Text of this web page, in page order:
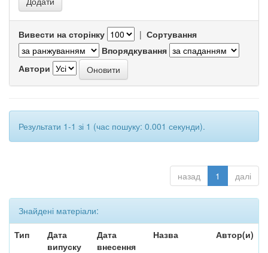
Вивести на сторінку | Сортування
Впорядкування
Автори
Результати 1-1 зі 1 (час пошуку: 0.001 секунди).
назад 1 далі
Знайдені матеріали:
Тип
Дата
випуску
Дата
внесення
Назва Автор(и)